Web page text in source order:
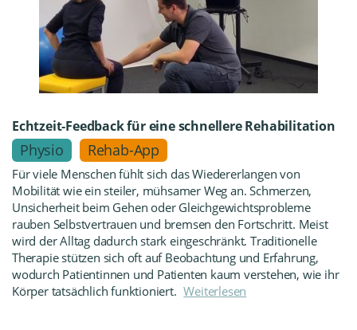
Echtzeit‑Feedback für eine schnellere Rehabilitation
Physio Rehab-App
Für viele Menschen fühlt sich das Wiedererlangen von
Mobilität wie ein steiler, mühsamer Weg an. Schmerzen,
Unsicherheit beim Gehen oder Gleichgewichtsprobleme
rauben Selbstvertrauen und bremsen den Fortschritt. Meist
wird der Alltag dadurch stark eingeschränkt. Traditionelle
Therapie stützen sich oft auf Beobachtung und Erfahrung,
wodurch Patientinnen und Patienten kaum verstehen, wie ihr
Körper tatsächlich funktioniert. Weiterlesen